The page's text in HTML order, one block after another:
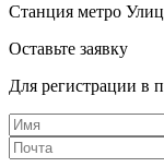
Станция метро
Оставьте заявку
Для регистрации в